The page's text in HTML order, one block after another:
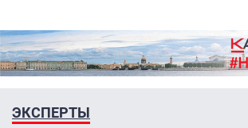
ЭКСПЕРТЫ